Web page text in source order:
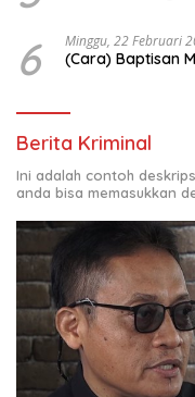
6 Minggu, 22 Februari
(Cara) Baptisan
Berita Kriminal
Ini adalah contoh
anda bisa memasukkan